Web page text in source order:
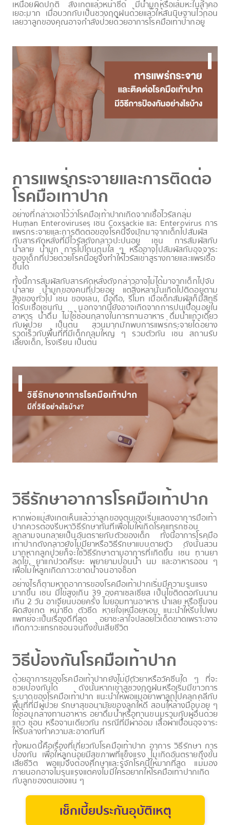
เหนื่อยผิดปกติ สังเกตแล้วหน้าซีด มีน้ำมูกหรือเสมหะในลำคอ
เยอะมาก เมื่อบวกกับเป็นช่วงฤดูฝนด้วยแล้วให้สันนิษฐานไว้ก่อน
เลยว่าลูกของคุณอาจกำลังป่วยด้วยอาการโรคมือเท้าปากอยู่
การแพร่กระจายและการติดต่อ
โรคมือเท้าปาก
อย่างที่กล่าวเอาไว้ว่าโรคมือเท้าปากเกิดจากเชื้อไวรัสกลุ่ม
Human Enteroviruses เช่น Coxsackie และ Enterovirus การ
แพร่กระจายและการติดต่อของโรคนี้จึงมักมาจากเด็กไปสัมผัส
กับสารคัดหลั่งที่มีไวรัสดังกล่าวปะปนอยู่ เช่น การสัมผัสกับ
น้ำลาย น้ำมูก การไปโดนตุ่มใส ๆ หรืออาจไปสัมผัสกับอุจจาระ
ของเด็กที่ป่วยด้วยโรคนี้อยู่จึงทำให้ไวรัสเข้าสู่ร่างกายและแพร่เชื้อ
ขึ้นได้
ทั้งนี้การสัมผัสกับสารคัดหลั่งดังกล่าวอาจไม่ได้มาจากเด็กไปจับ
น้ำลาย น้ำมูกของคนที่ป่วยอยู่ แต่สิ่งหล่านั้นเกิดไปติดอยู่ตาม
สิ่งของทั่วไป เช่น ของเล่น, มือถือ, รีโมท เมื่อเด็กสัมผัสก็มีสิทธิ์
ได้รับเชื้อเช่นกัน นอกจากนี้ยังอาจเกิดจากการปนเปื้อนอยู่ใน
อาหาร น้ำดื่ม ไม่ใช้ช้อนกลางในการทานอาหาร ดื่มน้ำแก้วเดียว
กับผู้ป่วย เป็นต้น ส่วนมากมักพบการแพร่กระจายได้อย่าง
รวดเร็วกับพื้นที่ที่มีเด็กกลุ่มใหญ่ ๆ รวมตัวกัน เช่น สถานรับ
เลี้ยงเด็ก, โรงเรียน เป็นต้น
วิธีรักษาอาการโรคมือเท้าปาก
หากพ่อแม่สังเกตเห็นแล้วว่าลูกของตนเองเริ่มแสดงอาการมือเท้า
ปากควรต้องรีบหาวิธีรักษาทันทีเพื่อไม่ให้เกิดโรคแทรกซ้อน
ลุกลามจนกลายเป็นอันตรายกับตัวของเด็ก ทั้งนี้อาการโรคมือ
เท้าปากดังกล่าวยังไม่มียาหรือวิธีรักษาแบบตายตัว ดังนั้นส่วน
มากหากลูกป่วยก็จะใช้วิธีรักษาตามอาการที่เกิดขึ้น เช่น ทานยา
ลดไข้, ยาแก้ปวดศีรษะ พยายามป้อนน้ำ นม และอาหารอ่อน ๆ
เพื่อไม่ให้ลูกเกิดภาวะขาดน้ำจนอาจช็อก
อย่างไรก็ตามหากอาการของโรคมือเท้าปากเริ่มมีความรุนแรง
มากขึ้น เช่น มีไข้สูงเกิน 39 องศาเซลเซียส เป็นไข้ติดต่อกันนาน
เกิน 2 วัน อาเจียนบ่อยครั้ง ไม่ยอมทานอาหาร น้ำเลย หรือซึมจน
ผิดสังเกต หน้าซีด ตัวซีด หายใจเหนื่อยหอบ แนะนำให้รีบไปพบ
แพทย์จะเป็นเรื่องดีที่สุด อย่าชะล่าใจปล่อยไว้เด็ดขาดเพราะอาจ
เกิดภาวะแทรกซ้อนจนถึงขั้นเสียชีวิต
วิธีป้องกันโรคมือเท้าปาก
ด้วยอาการของโรคมือเท้าปากยังไม่มีตัวยาหรือวัคซีนใด ๆ ที่จะ
ช่วยป้องกันได้ ดังนั้นหากเข้าสู่ช่วงฤดูฝนหรือเริ่มมีข่าวการ
ระบาดของโรคมือเท้าปาก แนะนำให้พ่อแม่อย่าพาลูกไปคลุกคลีกับ
พื้นที่ที่มีผู้ป่วย รักษาสุขอนามัยของลูกให้ดี สอนให้ล้างมือบ่อย ๆ
ใช้ช้อนกลางทานอาหาร อย่าดื่มน้ำหรือทานขนมร่วมกับผู้อื่นด้วย
แก้ว ช้อน หรือจานเดียวกัน กรณีที่มีผ้าอ้อม เสื้อผ้าเปื้อนอุจจาระ
ให้รีบล้างทำความสะอาดทันที
ทั้งหมดนี้คือเรื่องที่เกี่ยวกับโรคมือเท้าปาก อาการ วิธีรักษา การ
ป้องกัน เพื่อให้ลูกน้อยมีสุขภาพที่แข็งแรง ไม่เกิดอันตรายถึงขั้น
เสียชีวิต พ่อแม่จึงต้องศึกษาและรู้จักโรคนี้ให้มากที่สุด แม้มอง
ภายนอกอาจไม่รุนแรงแต่คงไม่มีใครอยากให้โรคมือเท้าปากเกิด
กับลูกของตนเองแน่ ๆ
เช็กเบี้ยประกันอุบัติเหตุ